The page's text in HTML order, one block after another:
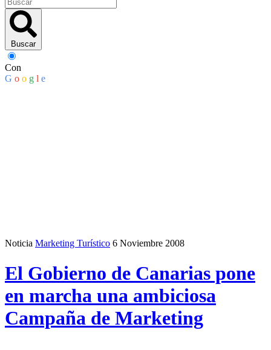
Buscar
Con
G o o g l e
Noticia Marketing Turístico 6 Noviembre 2008
El Gobierno de Canarias pone
en marcha una ambiciosa
Campaña de Marketing